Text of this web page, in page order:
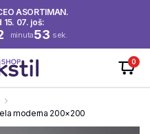
ASORTIMAN.
15. 07. još:
minuta52 sek.
0
moderna 200×200